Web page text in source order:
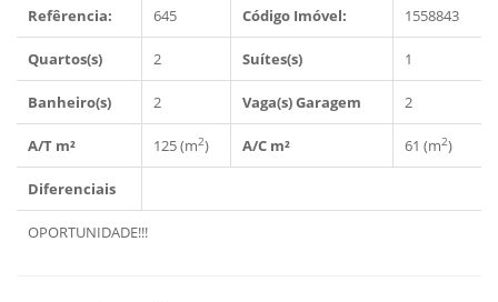
Refêrencia: 645 Código Imóvel: 1558843
Quartos(s) 2 Suítes(s) 1
Banheiro(s) 2 Vaga(s) Garagem 2
A/T m² 125 (m2) A/C m² 61 (m2)
Diferenciais
OPORTUNIDADE!!!